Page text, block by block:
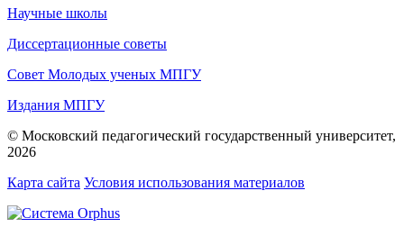
Научные школы
Диссертационные советы
Совет Молодых ученых МПГУ
Издания МПГУ
© Московский педагогический государственный университет,
2026
Карта сайта Условия использования материалов